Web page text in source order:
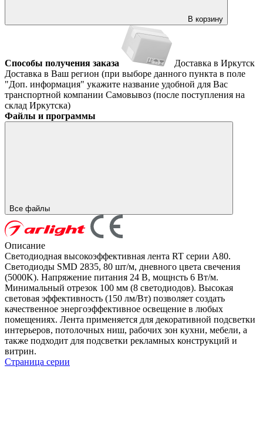
В корзину
Способы получения заказа
Доставка в Иркутск
Доставка в Ваш регион (при выборе данного пункта в поле
"Доп. информация" укажите название удобной для Вас
транспортной компании Самовывоз (после поступления на
склад Иркутска)
Файлы и программы
Все файлы
Описание
Светодиодная высокоэффективная лента RT серии A80.
Светодиоды SMD 2835, 80 шт/м, дневного цвета свечения
(5000K). Напряжение питания 24 В, мощнсть 6 Вт/м.
Минимальный отрезок 100 мм (8 светодиодов). Высокая
световая эффективность (150 лм/Вт) позволяет создать
качественное энергоэффективное освещение в любых
помещениях. Лента применяется для декоративной подсветки
интерьеров, потолочных ниш, рабочих зон кухни, мебели, а
также подходит для подсветки рекламных конструкций и
витрин.
Страница серии